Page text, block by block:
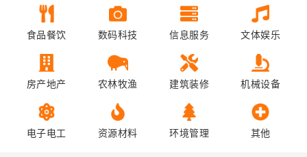
食品餐饮 数码科技 信息服务 文体娱乐
房产地产 农林牧渔 建筑装修 机械设备
电子电工 资源材料 环境管理 其他